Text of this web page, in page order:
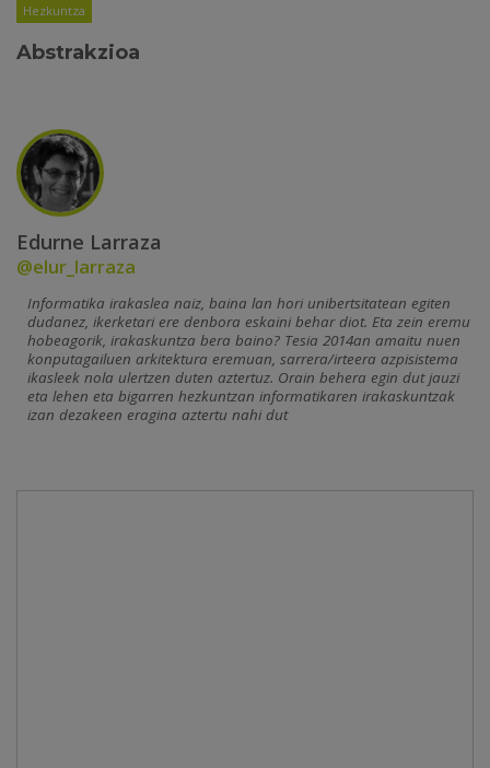
Hezkuntza
Abstrakzioa
Edurne Larraza
@elur_larraza
Informatika irakaslea naiz, baina lan hori unibertsitatean egiten
dudanez, ikerketari ere denbora eskaini behar diot. Eta zein eremu
hobeagorik, irakaskuntza bera baino? Tesia 2014an amaitu nuen
konputagailuen arkitektura eremuan, sarrera/irteera azpisistema
ikasleek nola ulertzen duten aztertuz. Orain behera egin dut jauzi
eta lehen eta bigarren hezkuntzan informatikaren irakaskuntzak
izan dezakeen eragina aztertu nahi dut